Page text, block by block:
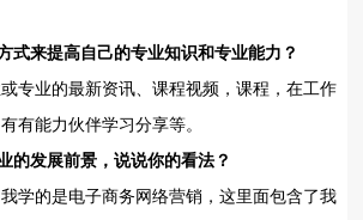
式来提高自己的专业知识和专业能力？
专业的最新资讯、课程视频，课程，在工作
有能力伙伴学习分享等。
的发展前景，说说你的看法？
学的是电子商务网络营销，这里面包含了我